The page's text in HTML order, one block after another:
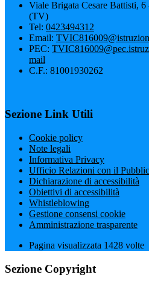
Viale Brigata Cesare Battisti,
(TV)
Tel: 0423494312
Email:
PEC:
mail
C.F.: 81001930262
Sezione Link Utili
Cookie policy
Note legali
Informativa Privacy
Ufficio Relazioni con il
Dichiarazione di accessibilità
Obiettivi di accessibilità
Whistleblowing
Gestione consensi cookie
Amministrazione trasparente
Pagina visualizzata 1428 volte
Sezione Copyright